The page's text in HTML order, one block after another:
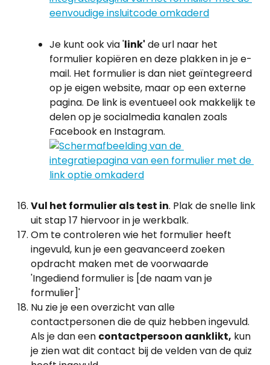
​Je kunt ook via 'link' de url naar het
formulier kopiëren en deze plakken in je e-
mail. Het formulier is dan niet geïntegreerd
op je eigen website, maar op een externe
pagina. De link is eventueel ook makkelijk te
delen op je socialmedia kanalen zoals
Facebook en Instagram.
Vul het formulier als test in. Plak de snelle link
uit stap 17 hiervoor in je werkbalk.
Om te controleren wie het formulier heeft
ingevuld, kun je een geavanceerd zoeken
opdracht maken met de voorwaarde
'Ingediend formulier is [de naam van je
formulier]'
Nu zie je een overzicht van alle
contactpersonen die de quiz hebben ingevuld.
Als je dan een contactpersoon aanklikt, kun
je zien wat dit contact bij de velden van de quiz